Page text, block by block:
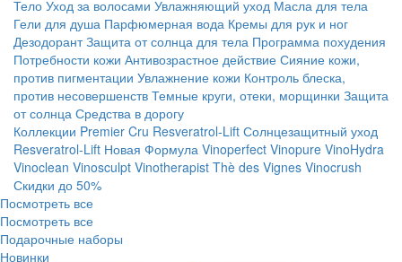
Тело Уход за волосами Увлажняющий уход Масла для тела
Гели для душа Парфюмерная вода Кремы для рук и ног
Дезодорант Защита от солнца для тела Программа похудения
Потребности кожи Антивозрастное действие Сияние кожи,
против пигментации Увлажнение кожи Контроль блеска,
против несовершенств Темные круги, отеки, морщинки Защита
от солнца Средства в дорогу
Коллекции Premier Cru Resveratrol-Lift Солнцезащитный уход
Resveratrol-Lift Новая Формула Vinoperfect Vinopure VinoHydra
Vinoclean Vinosculpt Vinotherapist Thè des Vignes Vinocrush
Скидки до 50%
Посмотреть все
Посмотреть все
Подарочные наборы
Новинки